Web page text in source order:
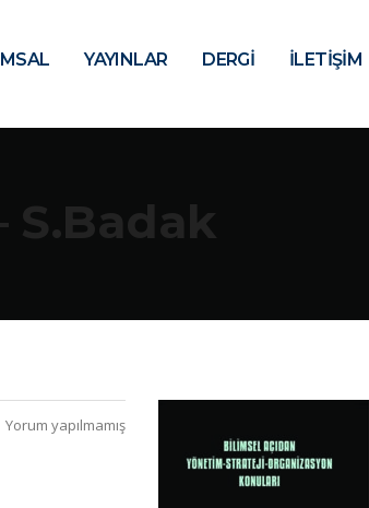
YAYINLAR DERGİ İLETİŞİM
S.Badak
Yorum yapılmamış